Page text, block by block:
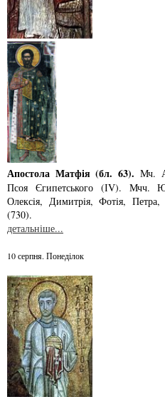
Апостола Матфія (бл. 63). Мч.
Псоя Єгипетського (ІV). Мчч.
Олексiя, Димитрiя, Фотiя,
(730).
детальніше...
10 серпня. Понеділок